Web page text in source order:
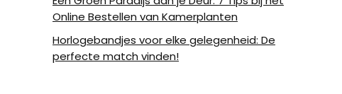
Online Bestellen van Kamerplanten
Horlogebandjes voor elke gelegenheid: De
perfecte match vinden!